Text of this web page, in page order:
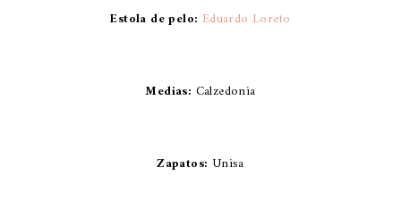
Estola de pelo: Eduardo Loreto
Medias: Calzedonia
Zapatos: Unisa